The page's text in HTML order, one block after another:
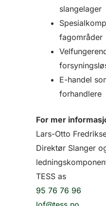
slangelager
fagområder
E-handel
forhandlere
For mer
Lars-Otto
Direktør Slanger
TESS as
95 76 76 96